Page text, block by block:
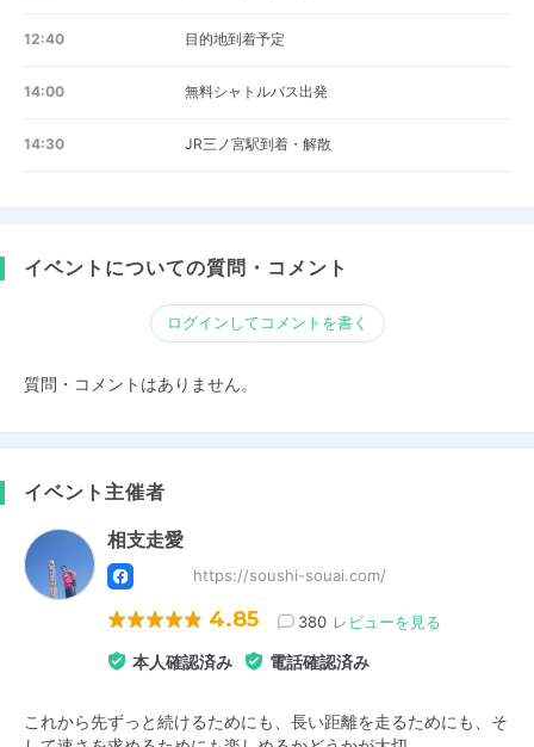
12:40 目的地到着予定
14:00 無料シャトルバス出発
14:30 JR三ノ宮駅到着・解散
イベントについての質問・コメント
ログインしてコメントを書く
質問・コメントはありません。
イベント主催者
相支走愛
https://soushi-souai.com/
4.85 380 レビューを見る
本人確認済み 電話確認済み
これから先ずっと続けるためにも、長い距離を走るためにも、そ